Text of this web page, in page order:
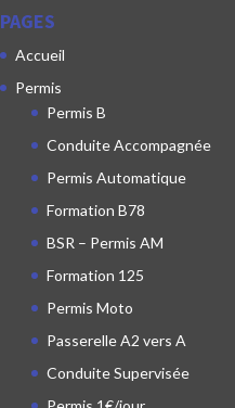
PAGES
Accueil
Permis
Permis B
Conduite Accompagnée
Permis Automatique
Formation B78
BSR – Permis AM
Formation 125
Permis Moto
Passerelle A2 vers A
Conduite Supervisée